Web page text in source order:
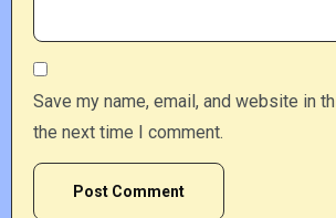
Save my name, email, and website in
the next time I comment.